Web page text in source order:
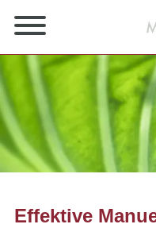
Effektive